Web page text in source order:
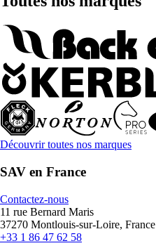
Découvrir toutes nos marques
SAV en France
Contactez-nous
11 rue Bernard Maris
37270 Montlouis-sur-Loire, France
+33 1 86 47 62 58